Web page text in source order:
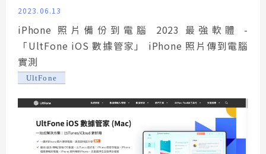
2023.06.13
iPhone 照片備份到電腦 2023 最強軟體 -
「UltFone iOS 數據管家」 iPhone 照片傳到電腦
實測
UltFone